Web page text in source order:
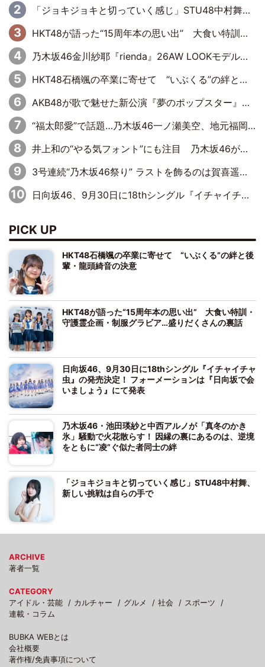
「ジョキジョキと切っていく感じ」STU48中村舞、新しい挑戦は自らの手で
HKT48が語った“15周年本の思い出” 大食い特訓・守護霊企画・制服グラビア…盛りだくさんの裏話
乃木坂46金川紗耶『rienda』26AW LOOKモデルに就任
HKT48石橋颯の卒業に寄せて “いぶくる”の絆と後輩・龍頭綺音の決意
AKB48が歌で魅せた新公演『夢のポップスター』 初日から全身全霊のステージ
“福太郎愛”で話題…乃木坂46一ノ瀬美空、地元福岡『めんべい25周年トップサポーター』に就任
井上和の“やる気フォント”にも注目 乃木坂46が挑んだ書道パフォーマンスの舞台裏
3号連続“乃木坂46祭り” ラストを飾るのは賀喜遥香…5年ぶりの登場に「5年分大人になった私を見ていただけたら」
日向坂46、9月30日に18thシングル『イチャイチャ虫』の発売決定！ フォーメーションは『日向坂で会いましょう』にて発表
PICK UP
HKT48石橋颯の卒業に寄せて “いぶくる”の絆と後
輩・龍頭綺音の決意
HKT48が語った“15周年本の思い出” 大食い特訓・
守護霊企画・制服グラビア…盛りだくさんの裏話
日向坂46、9月30日に18thシングル『イチャイチャ
虫』の発売決定！ フォーメーションは『日向坂で会
いましょう』にて発表
乃木坂46・池田瑛紗と中西アルノが「真冬のかき
氷」騒動で火花散らす！ 因縁の裏にあるのは、逆境
をともに“凌”ぐ似た者同士の絆
「ジョキジョキと切っていく感じ」STU48中村舞、
新しい挑戦は自らの手で
ARCHIVE
著者一覧
CATEGORY
アイドル・芸能
カルチャー グルメ 社会
スポーツ
連載・コラム
BUBKA WEBとは
会社概要
著作権/免責事項について